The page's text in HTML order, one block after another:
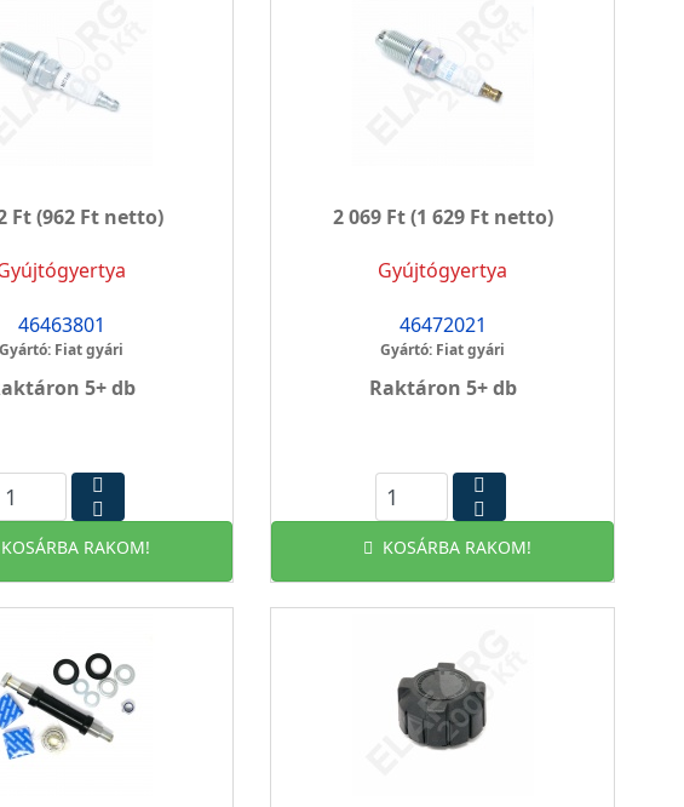
Ft(962 Ft netto)
46463801
Gyártó: Fiat gyári
5+ db
KOSÁRBA RAKOM!
2 069 Ft(1 629 Ft netto)
Gyújtógyertya
46472021
Gyártó: Fiat gyári
Raktáron 5+ db
KOSÁRBA RAKOM!